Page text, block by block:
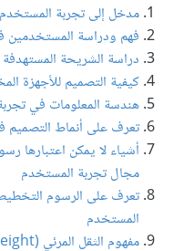
مدخل إلى تجربة المستخدم User Experience
فهم ودراسة
دراسة الشريحة
كيفية التصميم للأجهزة
هندسة المعلومات في
تعرف على أنماط
مجال تجربة المستخدم
المستخدم